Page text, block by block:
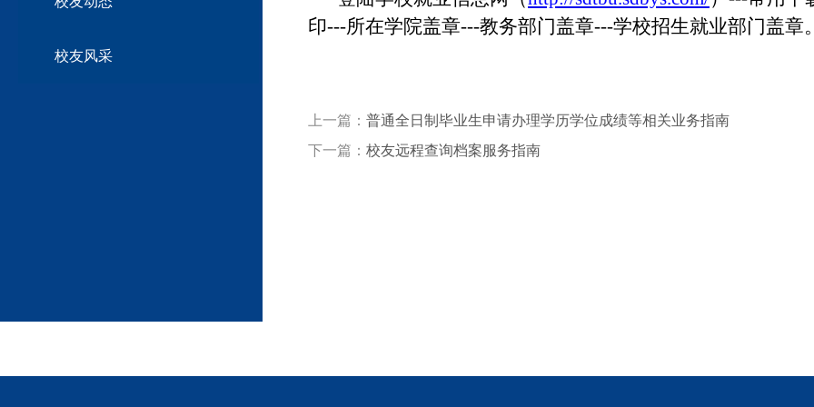
校友风采
印---所在学院盖章---教务部门盖章---学校招生就业部门盖章
上一篇： 普通全日制毕业生申请办理学历学位成绩等相关业务指南
下一篇： 校友远程查询档案服务指南